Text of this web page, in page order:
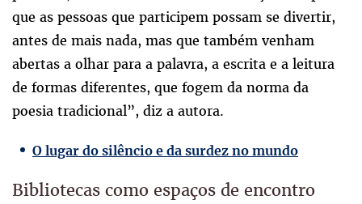
que as pessoas que participem possam se divertir,
antes de mais nada, mas que também venham
abertas a olhar para a palavra, a escrita e a leitura
de formas diferentes, que fogem da norma da
poesia tradicional”, diz a autora.
O lugar do silêncio e da surdez no mundo
Bibliotecas como espaços de encontro